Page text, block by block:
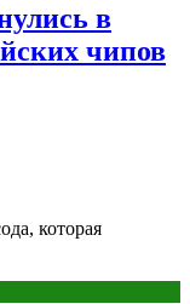
в
чипов
которая